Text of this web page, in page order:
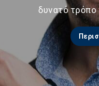
δυνατό τρόπο